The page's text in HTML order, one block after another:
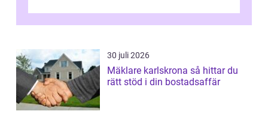
30 juli 2026
Mäklare karlskrona så hittar du
rätt stöd i din bostadsaffär